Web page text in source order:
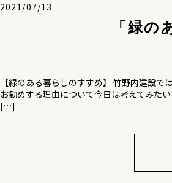
2021/07/13
「緑の
【緑のある暮らしのすすめ】 竹野内建設
お勧めする理由について今日は考えてみ
[…]